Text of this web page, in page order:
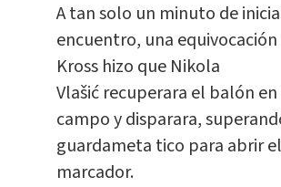
A tan solo un minuto de
encuentro, una equivocación
Kross hizo que Nikola
Vlašić recuperara el balón
campo y disparara,
guardameta tico para abrir el
marcador.